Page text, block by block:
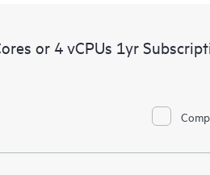
or 4 vCPUs 1yr